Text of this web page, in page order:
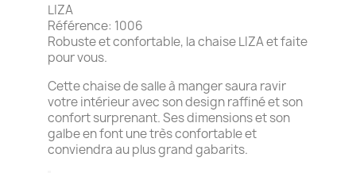
LIZA
Référence: 1006
Robuste et confortable, la chaise LIZA et faite
pour vous.
Cette chaise de salle à manger saura ravir
votre intérieur avec son design raffiné et son
confort surprenant. Ses dimensions et son
galbe en font une très confortable et
conviendra au plus grand gabarits.